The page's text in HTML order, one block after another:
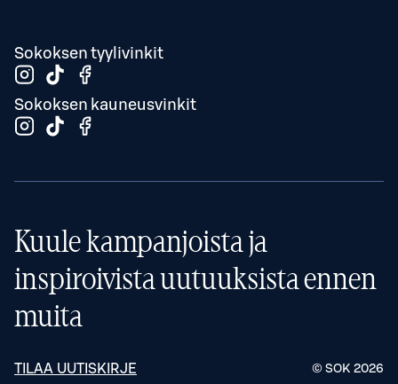
Sokoksen tyylivinkit
Sokoksen kauneusvinkit
Kuule kampanjoista ja
inspiroivista uutuuksista ennen
muita
TILAA UUTISKIRJE © SOK 2026